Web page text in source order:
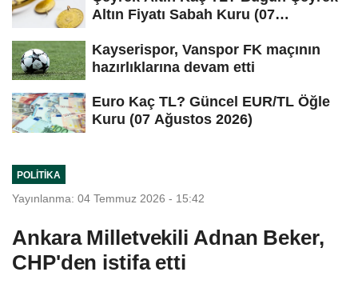
Altın Fiyatı Sabah Kuru (07
Kayserispor, Vanspor FK maçının
hazırlıklarına devam etti
Euro Kaç TL? Güncel EUR/TL Öğle
Kuru (07 Ağustos 2026)
POLITIKA
Yayınlanma: 04 Temmuz 2026 - 15:42
Ankara Milletvekili Adnan Beker,
CHP'den istifa etti